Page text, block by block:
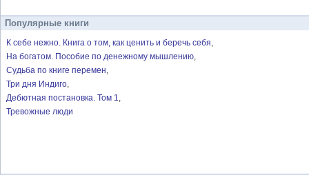
Популярные книги
К себе нежно. Книга о том, как ценить и беречь себя
На богатом. Пособие по денежному мышлению
Судьба по книге перемен
Три дня Индиго
Дебютная постановка. Том 1
Тревожные люди